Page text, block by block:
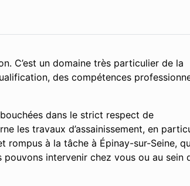
C’est un domaine très particulier de la
des compétences
dans le strict respect de
les travaux d’assainissement, en
à la tâche à Épinay-sur-Seine,
intervenir chez vous ou au sein